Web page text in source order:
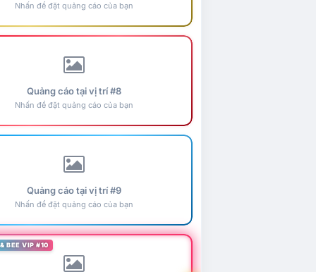
Nhấn để đặt quảng cáo của bạn
Quảng cáo tại vị trí #8
Nhấn để đặt quảng cáo của bạn
Quảng cáo tại vị trí #9
Nhấn để đặt quảng cáo của bạn
BEE VIP #10